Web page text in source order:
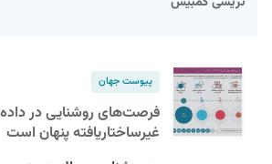
پیوست جهان
فرصت‌های روشنایی در
غیرساختاریافته پنهان است